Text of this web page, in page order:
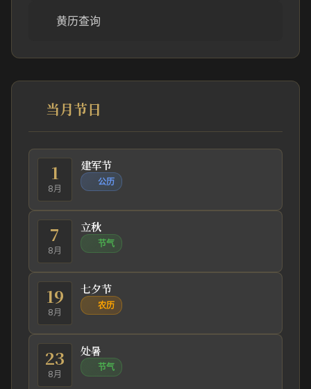
黄历查询
当月节日
1
8月
建军节
公历
7
8月
立秋
节气
19
8月
七夕节
农历
23
8月
处暑
节气